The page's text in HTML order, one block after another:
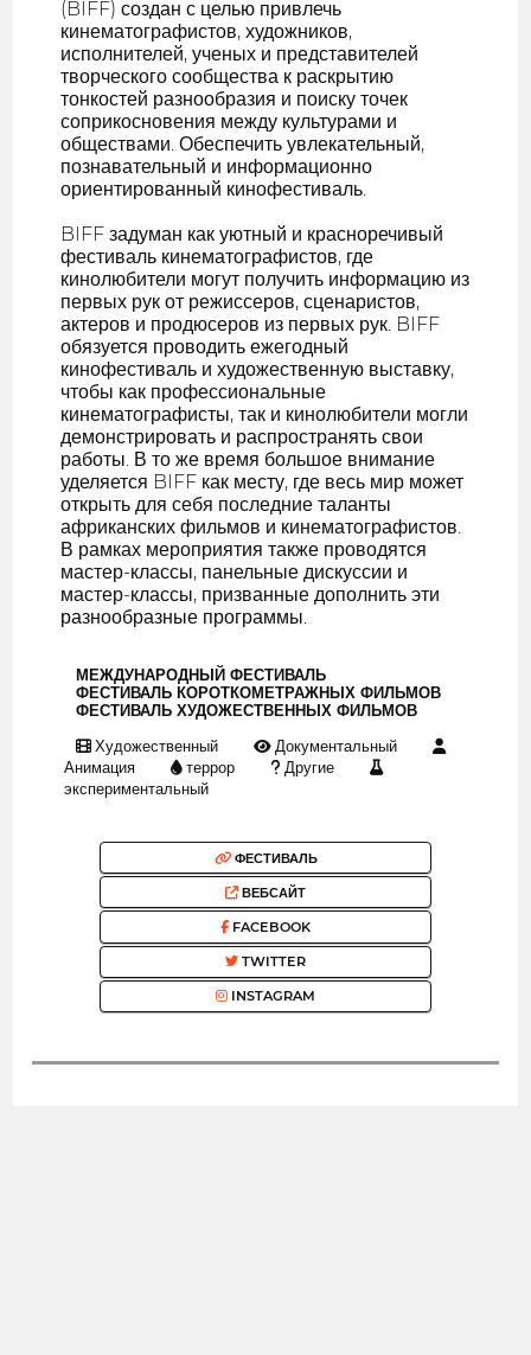
(BIFF) создан с целью привлечь
кинематографистов, художников,
исполнителей, ученых и представителей
творческого сообщества к раскрытию
тонкостей разнообразия и поиску точек
соприкосновения между культурами и
обществами. Обеспечить увлекательный,
познавательный и информационно
ориентированный кинофестиваль.
BIFF задуман как уютный и красноречивый
фестиваль кинематографистов, где
кинолюбители могут получить информацию из
первых рук от режиссеров, сценаристов,
актеров и продюсеров из первых рук. BIFF
обязуется проводить ежегодный
кинофестиваль и художественную выставку,
чтобы как профессиональные
кинематографисты, так и кинолюбители могли
демонстрировать и распространять свои
работы. В то же время большое внимание
уделяется BIFF как месту, где весь мир может
открыть для себя последние таланты
африканских фильмов и кинематографистов.
В рамках мероприятия также проводятся
мастер-классы, панельные дискуссии и
мастер-классы, призванные дополнить эти
разнообразные программы.
МЕЖДУНАРОДНЫЙ ФЕСТИВАЛЬ
ФЕСТИВАЛЬ КОРОТКОМЕТРАЖНЫХ ФИЛЬМОВ
ФЕСТИВАЛЬ ХУДОЖЕСТВЕННЫХ ФИЛЬМОВ
Художественный
Документальный
Анимация
террор
Другие
экспериментальный
ФЕСТИВАЛЬ
ВЕБСАЙТ
FACEBOOK
TWITTER
INSTAGRAM